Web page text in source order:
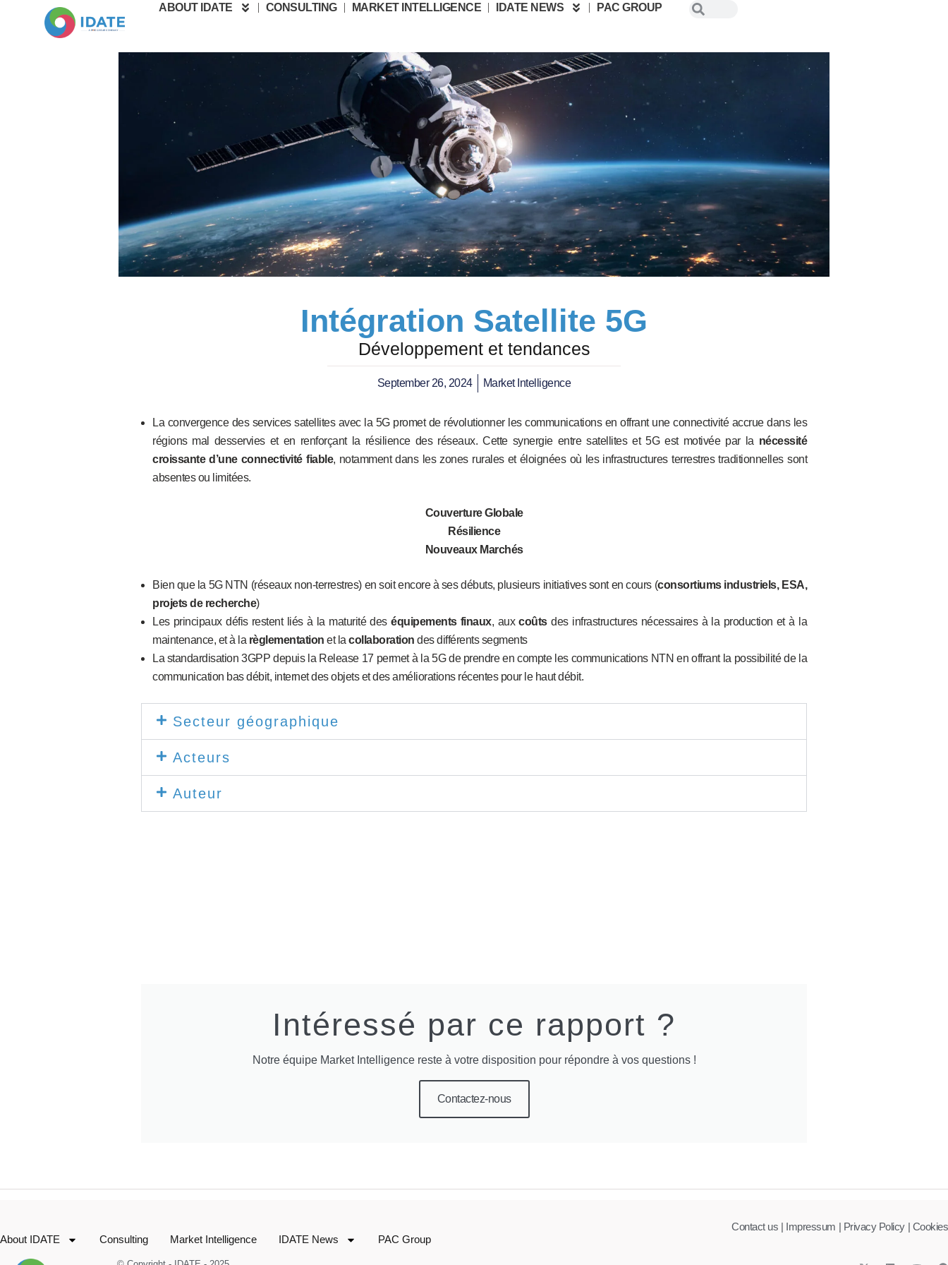
ABOUT IDATE CONSULTING MARKET INTELLIGENCE IDATE NEWS PAC GROUP
Intégration Satellite 5G
Développement et tendances
September 26, 2024 Market Intelligence
La convergence des services satellites avec la 5G promet de révolutionner les communications en offrant une connectivité accrue dans les
régions mal desservies et en renforçant la résilience des réseaux. Cette synergie entre satellites et 5G est motivée par la nécessité
croissante d’une connectivité fiable, notamment dans les zones rurales et éloignées où les infrastructures terrestres traditionnelles sont
absentes ou limitées.
Couverture Globale
Résilience
Nouveaux Marchés
Bien que la 5G NTN (réseaux non-terrestres) en soit encore à ses débuts, plusieurs initiatives sont en cours (consortiums industriels, ESA,
projets de recherche)
Les principaux défis restent liés à la maturité deséquipements finaux, auxcoûtsdes infrastructures nécessaires à la production et à la
maintenance, et à la règlementation et la collaboration des différents segments
La standardisation 3GPP depuis la Release 17 permet à la 5G de prendre en compte les communications NTN en offrant la possibilité de la
communication bas débit, internet des objets et des améliorations récentes pour le haut débit.
Secteur géographique
Acteurs
Auteur
Intéressé par ce rapport ?
Notre équipe Market Intelligence reste à votre disposition pour répondre à vos questions !
Contactez-nous
About IDATE Consulting Market Intelligence IDATE News PAC Group
| Cookies
| Privacy Policy
Impressum
Contact us |